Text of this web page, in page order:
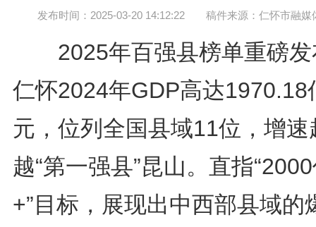
发布时间：2025-03-20 14:12:22 稿件来源：仁怀市融媒
2025年百强县榜单重磅发
仁怀2024年GDP高达1970.18
元，位列全国县域11位，增速
越“第一强县”昆山。直指
+”目标，展现出中西部县域的